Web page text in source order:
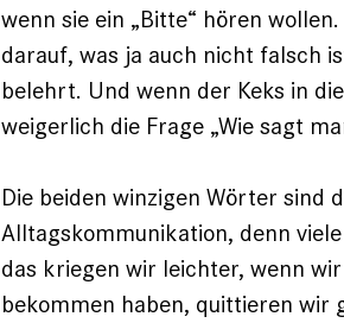
wenn sie ein ­„Bitte“ hören
darauf, was ja auch nicht falsch
belehrt. Und wenn der Keks in
weigerlich die Frage „Wie sagt
Die beiden winzigen Wörter sind
Alltagskommunikation, denn
das kriegen wir leichter, wenn
bekommen haben, quittieren wir